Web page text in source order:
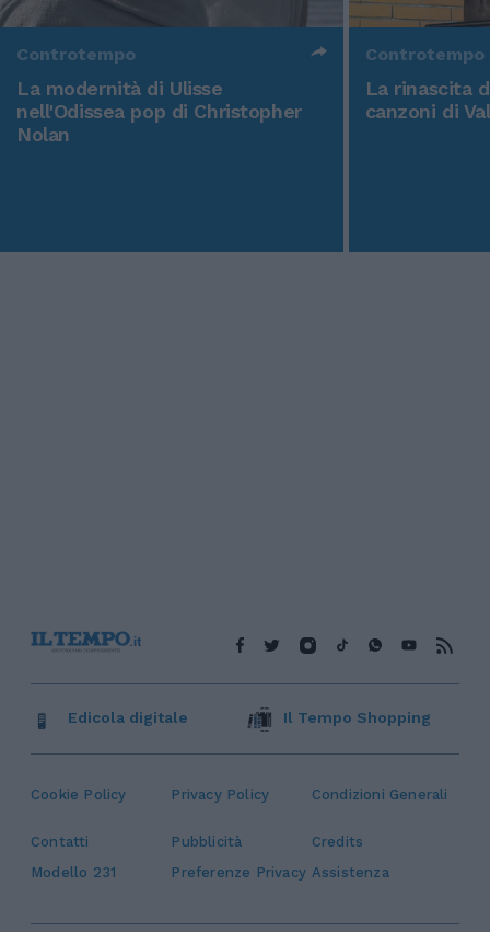
Controtempo
La modernità di Ulisse
nell'Odissea pop di Christopher
Nolan
Controtempo
La rinascita
canzoni di
Cookie Policy Privacy Policy Condizioni Generali
Contatti Pubblicità
Credits
Modello 231
Preferenze Privacy Assistenza
Edicola digitale Il Tempo Shopping